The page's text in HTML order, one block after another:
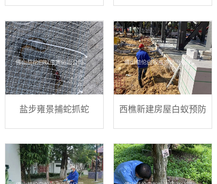
盐步雍景捕蛇抓蛇 西樵新建房屋白蚁预防